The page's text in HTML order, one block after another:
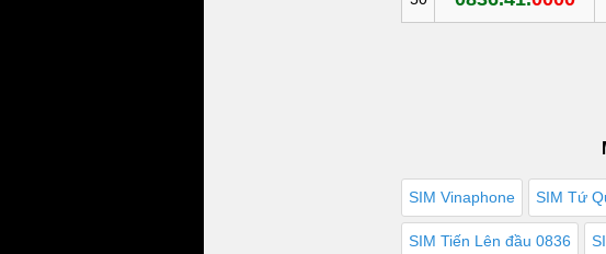
SIM Vinaphone SIM Tứ
SIM Tiến Lên đầu 0836